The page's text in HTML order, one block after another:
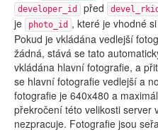
developer_id před devel_rkid
je
photo_id , které je vhodné
Pokud je vkládána vedlejší
žádná, stává se tato
vkládána hlavní fotografie, a
se hlavní fotografie vedlejší a
fotografie je 640x480 a
překročení této velikosti server
nezpracuje. Fotografie jsou